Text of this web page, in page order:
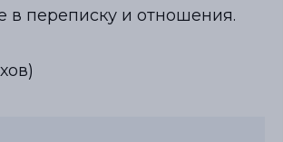
в переписку и отношения.